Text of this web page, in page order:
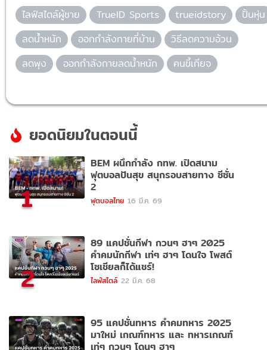
ไลฟ์สไตล์ผู้ชาย TrueID Sports trueidstory
ปั้นหุ่น
ลดน้ำหนัก
ออกกำลังกายที่บ้าน
วิธีลดความอ้วน
ลดพุง
ออกกำลังกายลดน้ำหนัก คนขี้เกียจ
ยอดนิยมในตอนนี้
1
BEM ผนึกกำลัง กทพ. เปิดสนาม
ฟุตบอลปันสุข สนุกรอบสายทาง ซีซั่น
2
ฟุตบอลไทย 16 มี.ค. 69
2
89 แคปชั่นกีฬา กวนๆ ฮาๆ 2025
คำคมนักกีฬา เท่ๆ ฮาๆ โดนใจ โพสต์
โซเชียลก็ได้แชร์!
ไลฟ์สไตล์ 22 มี.ค. 68
95 แคปชั่นทหาร คำคมทหาร 2025
มาใหม่ เกณฑ์ทหาร และ ทหารเกณฑ์
เท่ๆ กวนๆ โดนๆ ฮาๆ